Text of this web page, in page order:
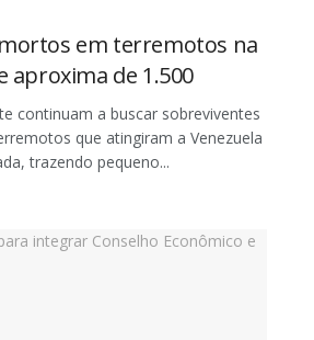
em terremotos na
aproxima de 1.500
continuam a buscar sobreviventes
que atingiram a Venezuela
trazendo pequeno...